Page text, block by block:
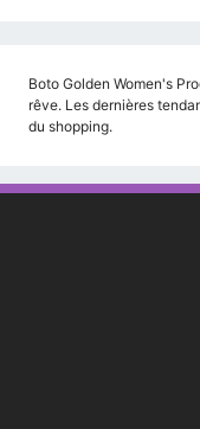
Boto Golden Women's
rêve. Les dernières
du shopping.